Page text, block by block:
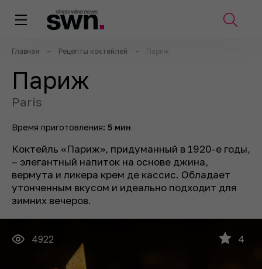
Главная – Рецепты коктейлей - Париж
Париж
Paris
4922 4
Коктейль «Париж», придуманный в 1920-е годы,
– элегантный напиток на основе джина,
вермута и ликера крем де кассис. Обладает
утонченным вкусом и идеально подходит для
зимних вечеров.
Время приготовления: 5 мин